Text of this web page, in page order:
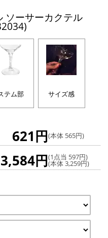
ソーサーカクテル
テム部 サイズ感
621円(本体 565円)
3,584円(1点当 597円)
(本体 3,259円)